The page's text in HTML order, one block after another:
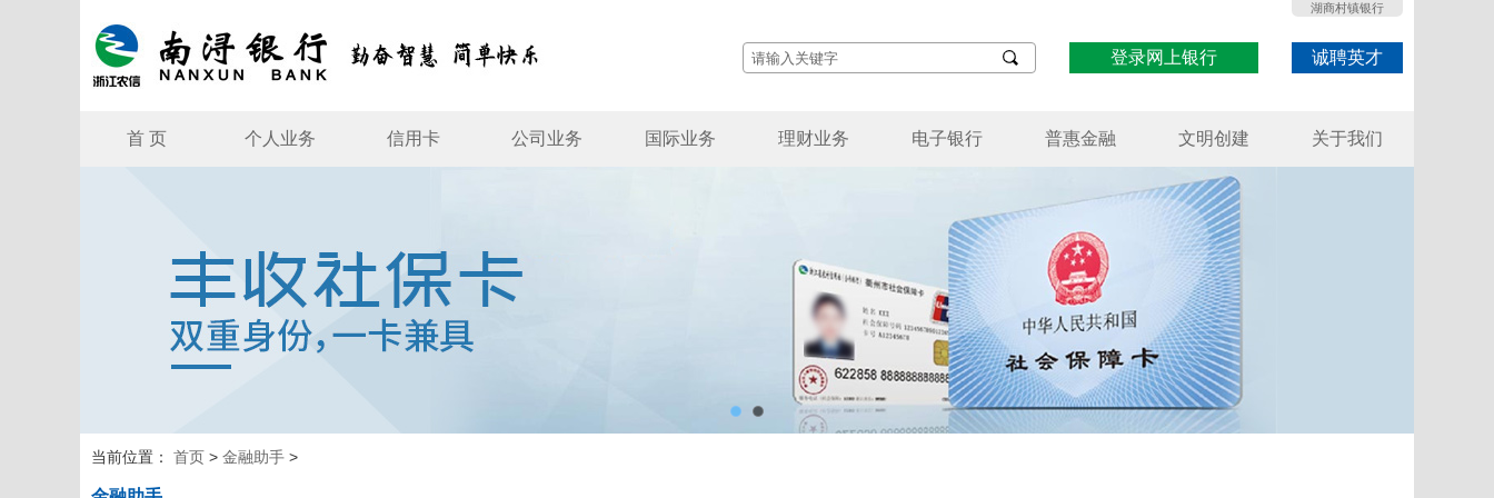
诚聘英才
登录网上银行
湖商村镇银行
首 页 个人业务 信用卡 公司业务 国际业务 理财业务 电子银行 普惠金融 文明创建 关于我们
当前位置： 首页 > 金融助手 >